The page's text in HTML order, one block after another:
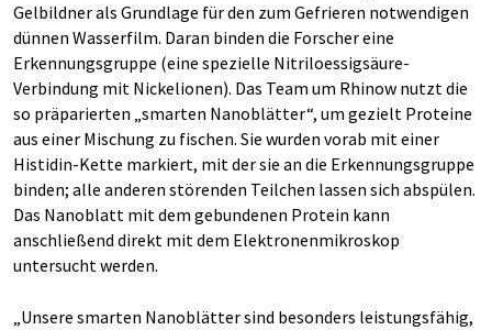
Gelbildner als Grundlage für den zum Gefrieren notwendigen
dünnen Wasserfilm. Daran binden die Forscher eine
Erkennungsgruppe (eine spezielle Nitriloessigsäure-
Verbindung mit Nickelionen). Das Team um Rhinow nutzt die
so präparierten „smarten Nanoblätter“, um gezielt Proteine
aus einer Mischung zu fischen. Sie wurden vorab mit einer
Histidin-Kette markiert, mit der sie an die Erkennungsgruppe
binden; alle anderen störenden Teilchen lassen sich abspülen.
Das Nanoblatt mit dem gebundenen Protein kann
anschließend direkt mit dem Elektronenmikroskop
untersucht werden.
„Unsere smarten Nanoblätter sind besonders leistungsfähig,